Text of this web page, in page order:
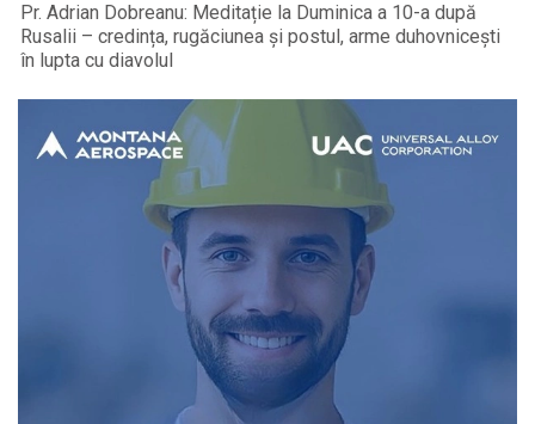
Pr. Adrian Dobreanu: Meditație la Duminica a 10-a după
Rusalii – credința, rugăciunea și postul, arme duhovnicești
în lupta cu diavolul